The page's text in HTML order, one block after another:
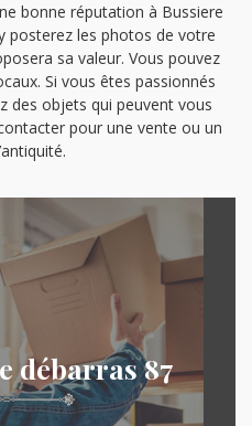
bonne réputation à Bussiere
posterez les photos de votre
sa valeur. Vous pouvez
Si vous êtes passionnés
des objets qui peuvent vous
pour une vente ou un
débarras 87